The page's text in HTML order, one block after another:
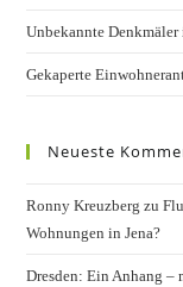
Unbekannte
Gekaperte
Neueste
Ronny Kreuzberg zu
Wohnungen in Jena?
Dresden: Ein Anhang –